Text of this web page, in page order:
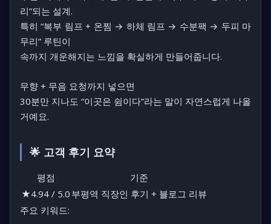
리”되는 설계.
특히 “복부 림프 + 온찜 → 하체 림프 → 수분팩 → 두피 마
무리” 루틴이
속까지 개운해지는 느낌을 확실하게 만들어줍니다.
무향 + 무음 요청까지 넣으면
30분만 지나도 “이곳은 쉼이다”라는 말이 자연스럽게 나올
거예요.
🌟 고객 후기 요약
평점
기준
★4.94 / 5.0 부평역 직장인 후기 + 블로그 리뷰
주요 키워드: